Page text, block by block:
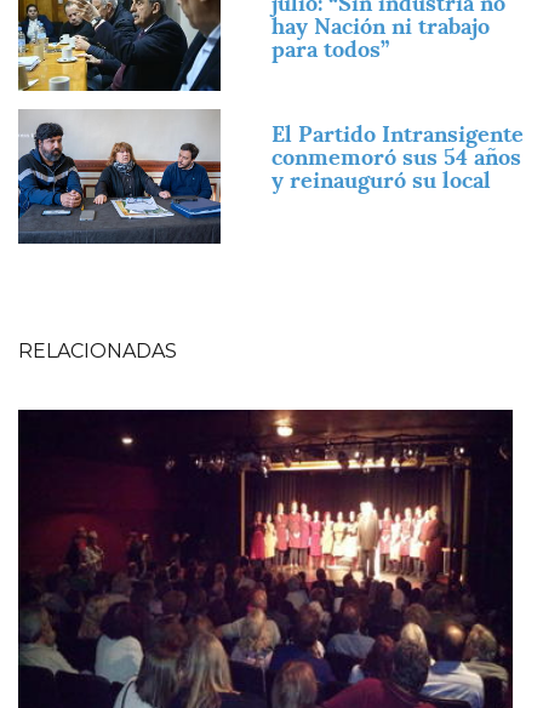
hay Nación ni trabajo
para todos”
Imagen
El Partido Intransigente
conmemoró sus 54 años
y reinauguró su local
RELACIONADAS